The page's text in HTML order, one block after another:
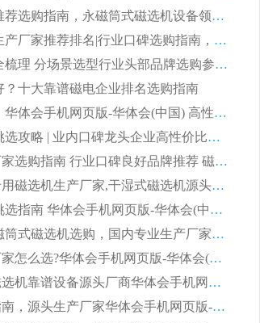
2026 评价高的磁选机品牌推荐选购指南，永磁筒式磁选机设备领域强者全景行业口碑解析
2026 国内平板磁选机靠谱生产厂家推荐排名|行业口碑选购指南，领域强者按需选设备
2026 磁选机靠谱生产厂家全梳理 分场景选型行业头部品牌选购参考攻略
？十大靠谱磁电企业排名选购指南
2026 磁选机靠谱厂家排名｜华体会手机网页版-华体会(中国) 高性价比磁选机磁电品牌
2026 顺流河沙磁选机厂家挑选攻略 | 业内口碑龙头企业高性价比品牌推荐
2026平板磁选机靠谱生产厂家选购指南 行业口碑良好品牌推荐 磁电领域实力强者
2026高分选精度冶金行业专用磁选机生产厂家,干湿式磁选机源头供应商推荐
2026 选矿永磁筒式磁选机挑选指南 华体会手机网页版-华体会(中国) 推荐品牌行业口碑佳实力突出
2026 靠谱湿式矿山顺流永磁筒式磁选机选购，国内专业生产厂家华体会手机网页版-华体会(中国) 综合实力出众
大型筒式湿式磁选机生产厂家怎么选?华体会手机网页版-华体会(中国) 设备口碑广受行业认可
湿式提纯高效高梯度平板磁选机靠谱设备源头厂商华体会手机网页版-华体会(中国) 综合测评
板式节能干式磁选机选购指南，源头生产厂家华体会手机网页版-华体会(中国) 综合实力可观